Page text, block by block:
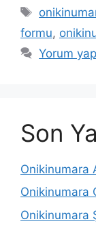
Etiketler
formu,
Yorum yap
Son
Onikinumara
Onikinumara
Onikinumara